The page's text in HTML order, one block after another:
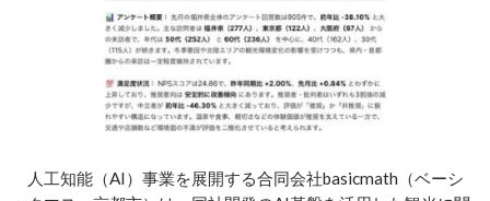
人工知能（AI）事業を展開する合同会社basicmath（ベーシ